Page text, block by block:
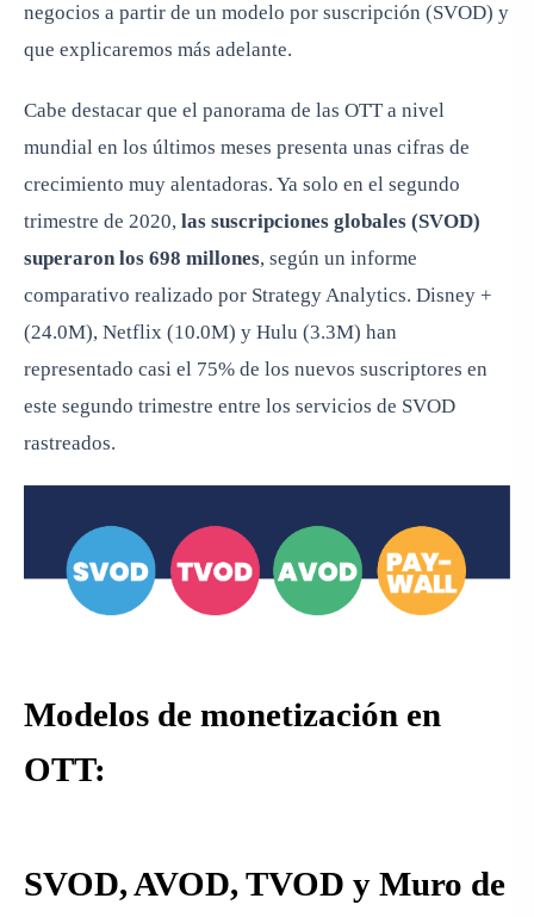
negocios a partir de un modelo por suscripción (SVOD) y
que explicaremos más adelante.
Cabe destacar que el panorama de las OTT a nivel
mundial en los últimos meses presenta unas cifras de
crecimiento muy alentadoras. Ya solo en el segundo
trimestre de 2020, las suscripciones globales (SVOD)
superaron los 698 millones, según un informe
comparativo realizado por Strategy Analytics. Disney +
(24.0M), Netflix (10.0M) y Hulu (3.3M) han
representado casi el 75% de los nuevos suscriptores en
este segundo trimestre entre los servicios de SVOD
rastreados.
Modelos de monetización en
OTT:
SVOD, AVOD, TVOD y Muro de